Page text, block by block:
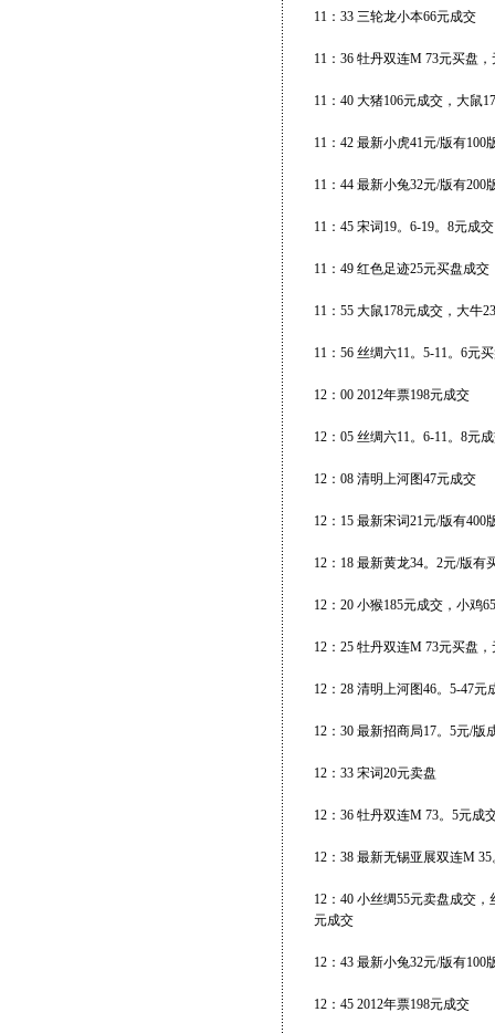
11：33 三轮龙小本66元成交
11：36 牡丹双连M 73元买盘
11：40 大猪106元成交，大鼠
11：42 最新小虎41元/版有
11：44 最新小兔32元/版有200
11：45 宋词19。6-19。8元成交
11：49 红色足迹25元买盘成
11：55 大鼠178元成交，大牛
11：56 丝绸六11。5-11。6元
12：00 2012年票198元成交
12：05 丝绸六11。6-11。8元
12：08 清明上河图47元成交
12：15 最新宋词21元/版有400
12：18 最新黄龙34。2元/版有
12：20 小猴185元成交，小鸡
12：25 牡丹双连M 73元买盘
12：28 清明上河图46。5-47元
12：30 最新招商局17。5元/版
12：33 宋词20元卖盘
12：36 牡丹双连M 73。5元成
12：38 最新无锡亚展双连M
12：40 小丝绸55元卖盘成交
元成交
12：43 最新小兔32元/版有100
12：45 2012年票198元成交